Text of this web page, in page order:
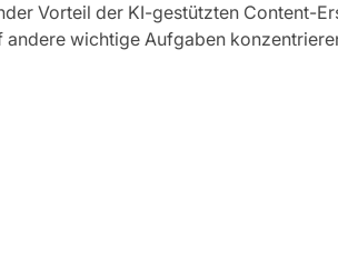
Vorteil der KI-gestützten Content-
andere wichtige Aufgaben